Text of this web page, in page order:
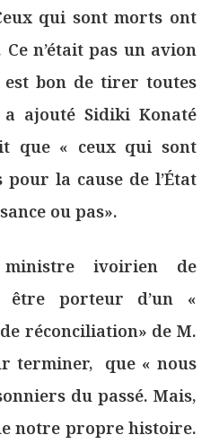
qui sont morts ont
n’était pas un avion
bon de tirer toutes
a ajouté Sidiki Konaté
que « ceux qui sont
la cause de l’État
ou pas».
ministre ivoirien de
porteur d’un «
réconciliation» de M.
terminer, que « nous
du passé. Mais,
notre propre histoire.